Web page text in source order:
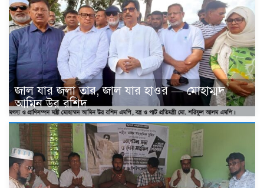
জাল যার জলা তার, জাল যার হাওর — মোহাম্মদ
আমিন উর রশিদ